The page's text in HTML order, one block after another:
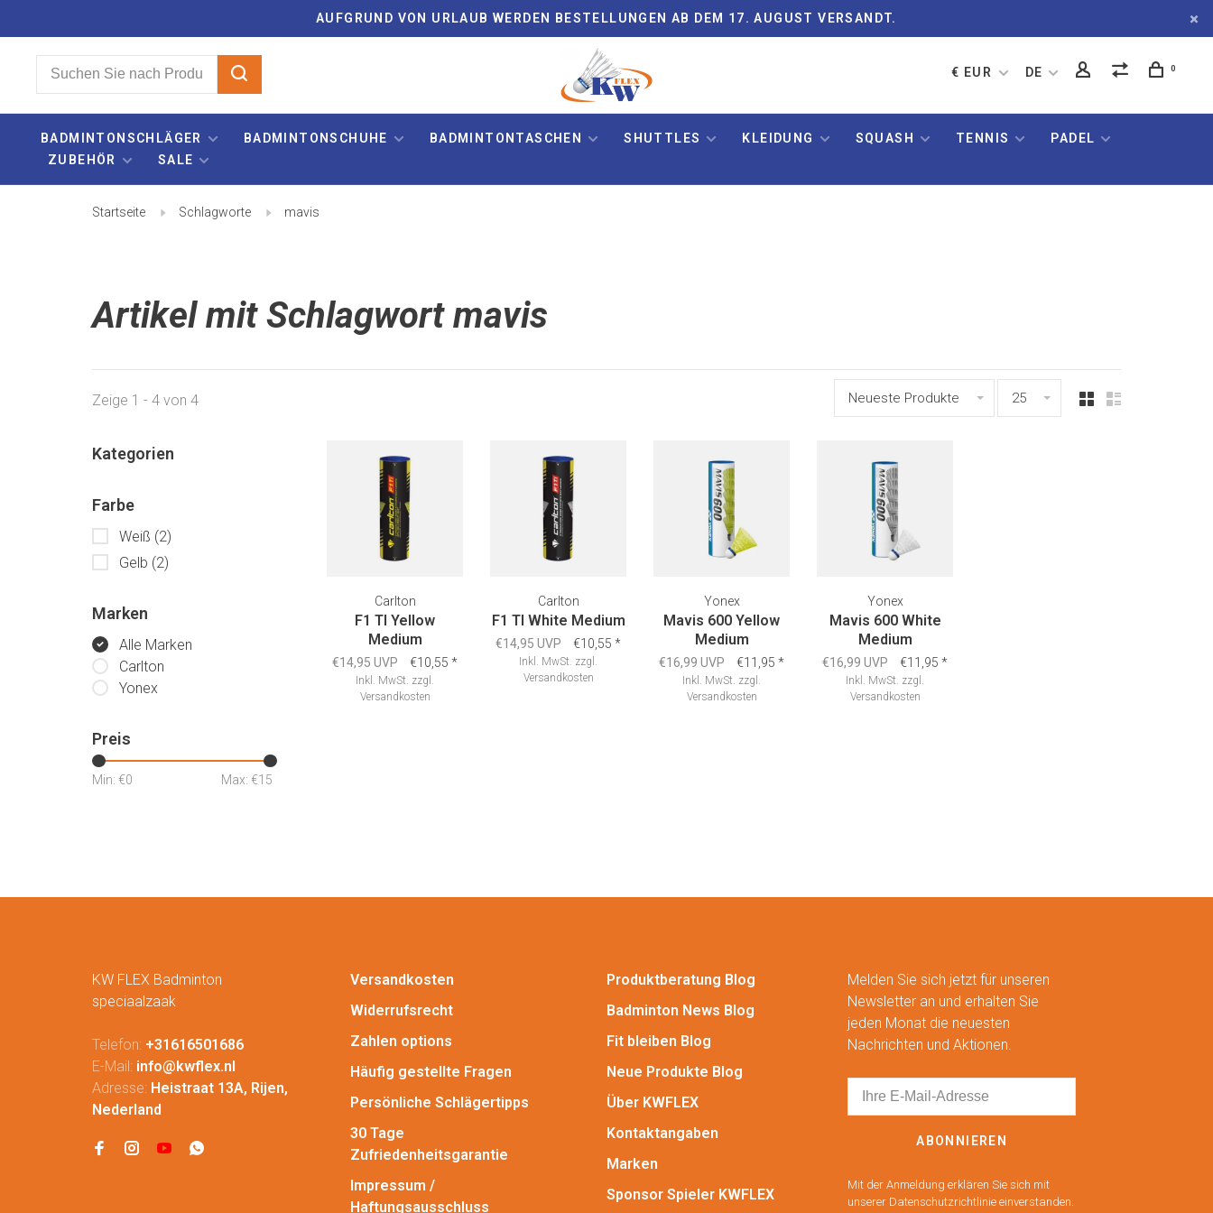
AUFGRUND VON URLAUB WERDEN BESTELLUNGEN AB DEM 17. AUGUST VERSANDT.
€ EUR DE 0
BADMINTONSCHLÄGER BADMINTONSCHUHE BADMINTONTASCHEN SHUTTLES KLEIDUNG SQUASH TENNIS
PADEL
ZUBEHÖR
SALE
Startseite Schlagworte mavis
Artikel mit Schlagwort mavis
Zeige 1 - 4 von 4 Neueste Produkte 25
Kategorien
Farbe
Weiß (2)
Gelb (2)
Marken
Alle Marken
Carlton
Yonex
Preis
Min: €0 Max: €15
Carlton
F1 TI Yellow
Medium
€14,95 UVP €10,55 *
Inkl. MwSt. zzgl.
Versandkosten
Carlton
F1 TI White Medium
€14,95 UVP €10,55 *
Inkl. MwSt. zzgl.
Versandkosten
Yonex
Mavis 600 Yellow
Medium
€16,99 UVP €11,95 *
Inkl. MwSt. zzgl.
Versandkosten
Yonex
Mavis 600 White
Medium
€16,99 UVP €11,95 *
Inkl. MwSt. zzgl.
Versandkosten
KW FLEX Badminton
speciaalzaak
Telefon: +31616501686
E-Mail: info@kwflex.nl
Adresse: Heistraat 13A, Rijen,
Nederland
Versandkosten
Widerrufsrecht
Zahlen options
Häufig gestellte Fragen
Persönliche Schlägertipps
30 Tage
Zufriedenheitsgarantie
Impressum /
Haftungsausschluss
Produktberatung Blog
Badminton News Blog
Fit bleiben Blog
Neue Produkte Blog
Über KWFLEX
Kontaktangaben
Marken
Sponsor Spieler KWFLEX
Melden Sie sich jetzt für unseren
Newsletter an und erhalten Sie
jeden Monat die neuesten
Nachrichten und Aktionen.
ABONNIEREN
Mit der Anmeldung erklären Sie sich mit
unserer Datenschutzrichtlinie einverstanden.